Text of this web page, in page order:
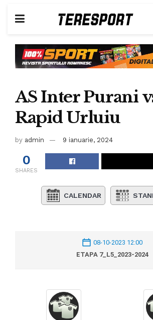
AS Inter Purani
Rapid Urluiu
by admin 9 ianuarie, 2024
0
SHARES
CALENDAR
08-10-2023 12:00
ETAPA 7_L5_2023-2024